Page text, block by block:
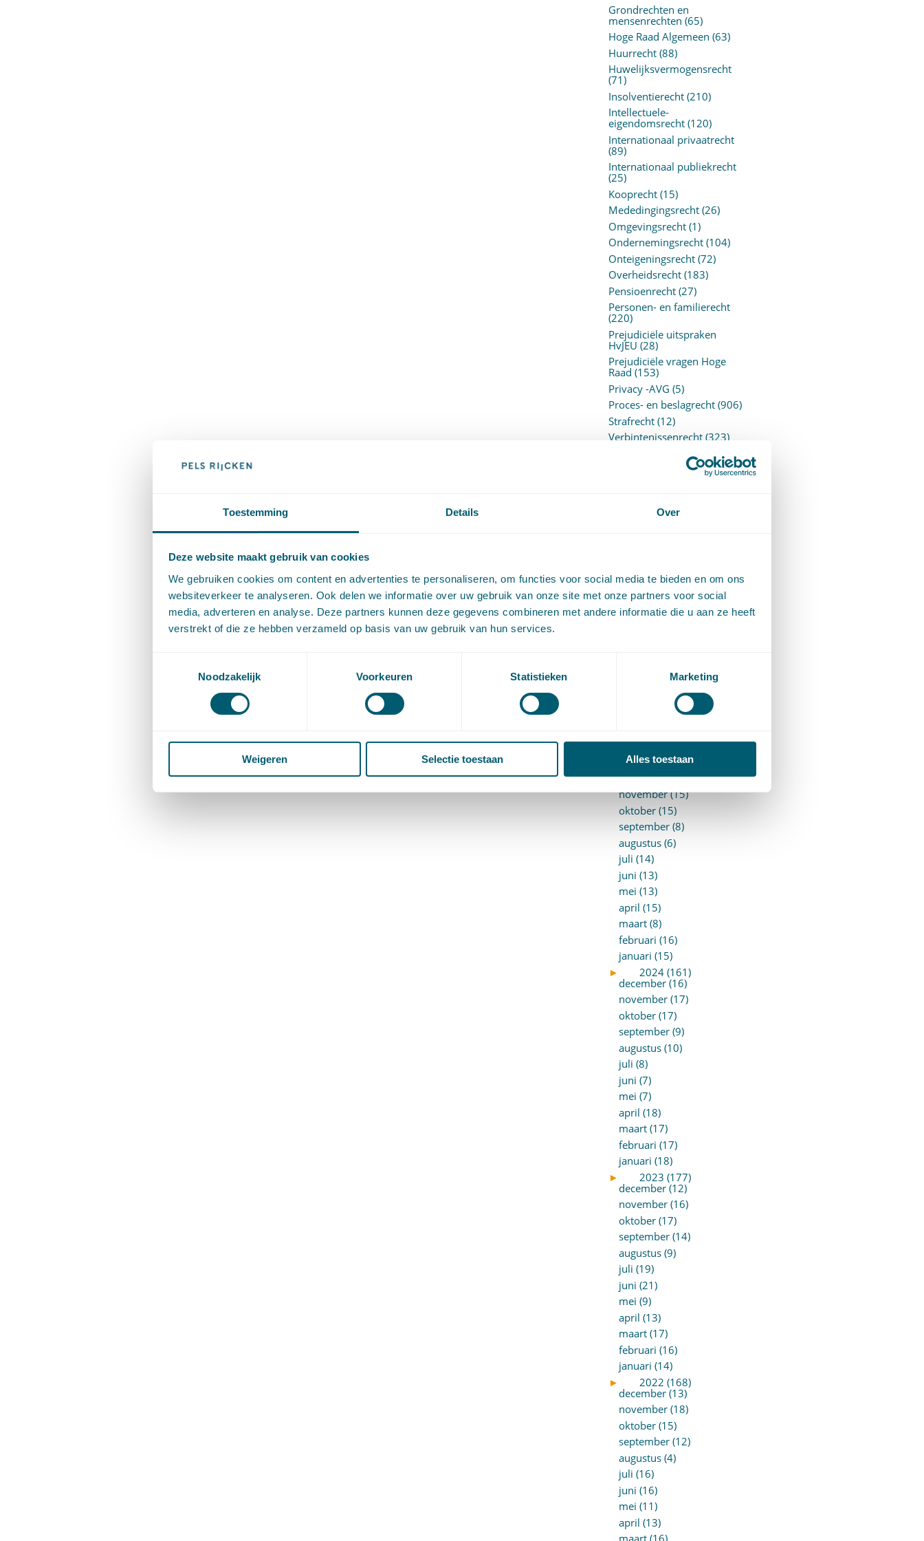
Toestemming Details Over
Deze website maakt gebruik van cookies
We gebruiken cookies om content en advertenties te personaliseren, om functies voor social media te bieden en om ons
websiteverkeer te analyseren. Ook delen we informatie over uw gebruik van onze site met onze partners voor social
media, adverteren en analyse. Deze partners kunnen deze gegevens combineren met andere informatie die u aan ze heeft
verstrekt of die ze hebben verzameld op basis van uw gebruik van hun services.
Noodzakelijk
Voorkeuren Statistieken Marketing
Weigeren Selectie toestaan Alles toestaan
Grondrechten en
mensenrechten (65)
Hoge Raad Algemeen (63)
Huurrecht(88)
Huwelijksvermogensrecht
(71)
Insolventierecht(210)
Intellectuele-
eigendomsrecht(120)
Internationaal privaatrecht
(89)
Internationaal publiekrecht
(25)
Kooprecht(15)
Mededingingsrecht(26)
Omgevingsrecht(1)
Ondernemingsrecht(104)
Onteigeningsrecht(72)
Overheidsrecht(183)
Pensioenrecht(27)
Personen- en familierecht
(220)
Prejudiciële uitspraken
HvJEU (28)
Prejudiciële vragen Hoge
Raad (153)
Privacy -AVG (5)
Proces- en beslagrecht(906)
Strafrecht(12)
Verbintenissenrecht(323)
Vermogensrecht algemeen
Wetgeving
ARCHIEF
2025 (153)
december (15)
november (15)
oktober (15)
september (8)
augustus (6)
juli (14)
juni (13)
mei (13)
april (15)
maart (8)
februari (16)
januari (15)
►
2024 (161)
december (16)
november (17)
oktober (17)
september (9)
augustus (10)
juli (8)
juni (7)
mei (7)
april (18)
maart (17)
februari (17)
januari (18)
►
2023 (177)
december (12)
november (16)
oktober (17)
september (14)
augustus (9)
juli (19)
juni (21)
mei (9)
april (13)
maart (17)
februari (16)
januari (14)
►
2022 (168)
december (13)
november (18)
oktober (15)
september (12)
augustus (4)
juli (16)
juni (16)
mei (11)
april (13)
maart (16)